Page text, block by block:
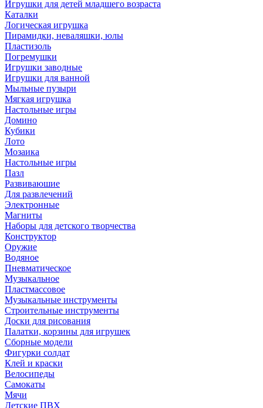
Игрушки для детей младшего возраста
Каталки
Логическая игрушка
Пирамидки, неваляшки, юлы
Пластизоль
Погремушки
Игрушки заводные
Игрушки для ванной
Мыльные пузыри
Мягкая игрушка
Настольные игры
Домино
Кубики
Лото
Мозаика
Настольные игры
Пазл
Развиваюшие
Для развлечений
Электронные
Магниты
Наборы для детского творчества
Конструктор
Оружие
Водяное
Пневматическое
Музыкальное
Пластмассовое
Музыкальные инструменты
Строительные инструменты
Доски для рисования
Палатки, корзины для игрушек
Сборные модели
Фигурки солдат
Клей и краски
Велосипеды
Самокаты
Мячи
Детские ПВХ